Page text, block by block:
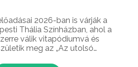
2026-ban is várják a
Thália Színházban, ahol a
válik vitapódiumvá és
meg az „Az utolsó